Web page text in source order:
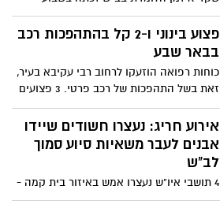
שעבר בפרס אקסקלוסיבי בגין תרומתה לעורף
בשעת המלחמה. בפרס היוקרתי זכו סה"כ 16
שמות וארגונים מוכרים כגון יוסף חדאד, תמיר
פצוע בינוני ו-2 קל בהתהפכות רכב
בבאר שבע
כוחות רפואה הוזעקו לרחוב רבי עקיבא בעיר,
זאת בשל התהפכות של רכב פרטי. 3 פצועים
פונו לבית החולים סורוקה
אירוע חריג: נעצרו חשודים שיידו
אבנים לעבר משאיות סיוע סמוך
לב"ש
4 תושבי איו"ש נעצרו אמש באיזור בית קמה -
זאת לאחר שנחשדו בזריקת אבנים לעבר